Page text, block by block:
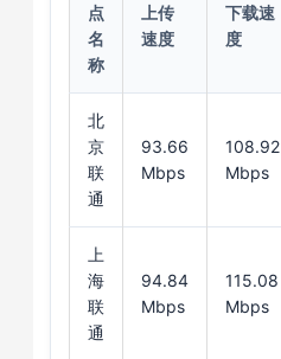
点
名
称
上传
速度
下载速
度
北
京
联
通
93.66
Mbps
108.92
Mbps
上
海
联
通
94.84
Mbps
115.08
Mbps